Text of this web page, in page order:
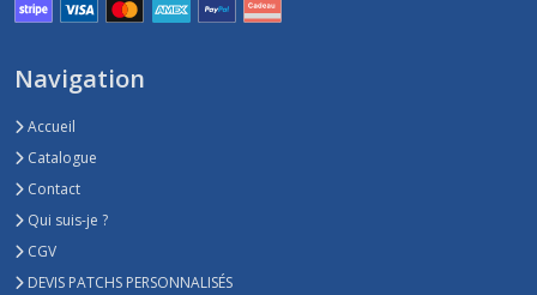
Navigation
Accueil
Catalogue
Contact
Qui suis-je ?
CGV
DEVIS PATCHS PERSONNALISÉS